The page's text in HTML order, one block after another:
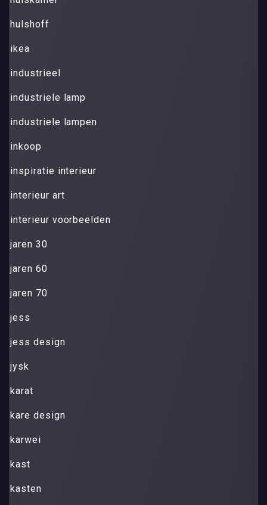
hulshoff
ikea
industrieel
industriele lamp
industriele lampen
inkoop
inspiratie interieur
interieur art
interieur voorbeelden
jaren 30
jaren 60
jaren 70
jess
jess design
jysk
karat
kare design
karwei
kast
kasten